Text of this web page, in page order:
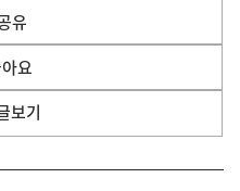
유
열
요
보기